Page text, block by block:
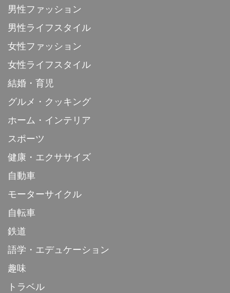
男性ファッション
男性ライフスタイル
女性ファッション
女性ライフスタイル
結婚・育児
グルメ・クッキング
ホーム・インテリア
スポーツ
健康・エクササイズ
自動車
モーターサイクル
自転車
鉄道
語学・エデュケーション
趣味
トラベル